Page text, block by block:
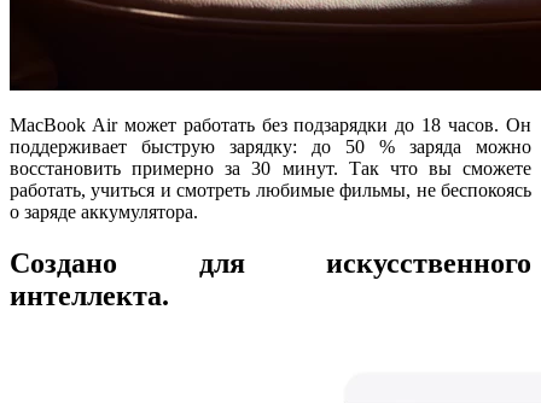
MacBook Air может работать без подзарядки до 18 часов. Он
поддерживает быструю зарядку: до 50 % заряда можно
восстановить примерно за 30 минут. Так что вы сможете
работать, учиться и смотреть любимые фильмы, не беспокоясь
о заряде аккумулятора.
Создано для искусственного
интеллекта.